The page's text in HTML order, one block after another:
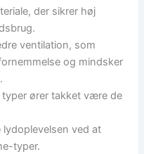
der sikrer høj
ventilation, som
og mindsker
ører takket være de
ved at
typer.